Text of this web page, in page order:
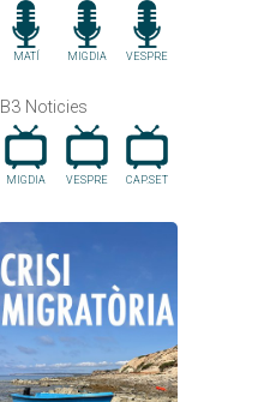
MATÍ MIGDIA VESPRE
IB3 Noticies
MIGDIA VESPRE CAP.SET